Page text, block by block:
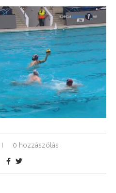
0 hozzászólás